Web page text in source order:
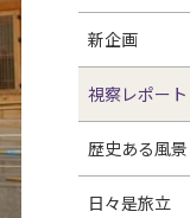
新企画
視察レポート
歴史ある風景
日々是旅立